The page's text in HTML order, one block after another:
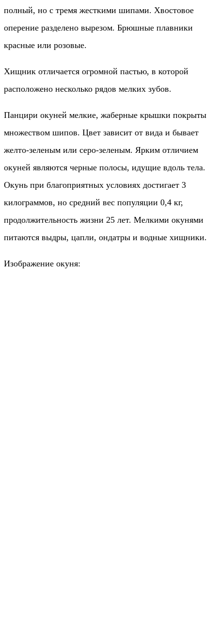
полный, но с тремя жесткими шипами. Хвостовое
оперение разделено вырезом. Брюшные плавники
красные или розовые.
Хищник отличается огромной пастью, в которой
расположено несколько рядов мелких зубов.
Панцири окуней мелкие, жаберные крышки покрыты
множеством шипов. Цвет зависит от вида и бывает
желто-зеленым или серо-зеленым. Ярким отличием
окуней являются черные полосы, идущие вдоль тела.
Окунь при благоприятных условиях достигает 3
килограммов, но средний вес популяции 0,4 кг,
продолжительность жизни 25 лет. Мелкими окунями
питаются выдры, цапли, ондатры и водные хищники.
Изображение окуня: